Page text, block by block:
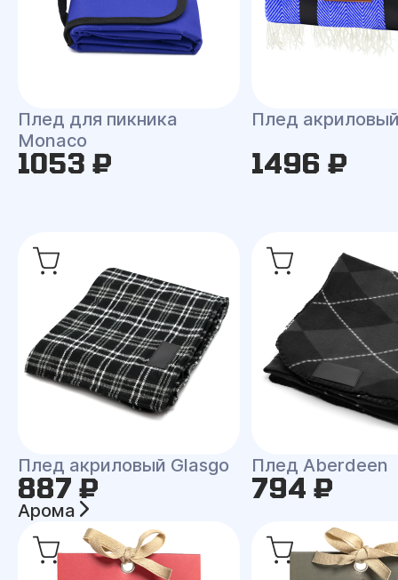
Плед для пикника
Monaco
1053 ₽
Плед
1496 ₽
Плед акриловый Glasgo
887 ₽
Плед Aberdeen
794 ₽
Арома